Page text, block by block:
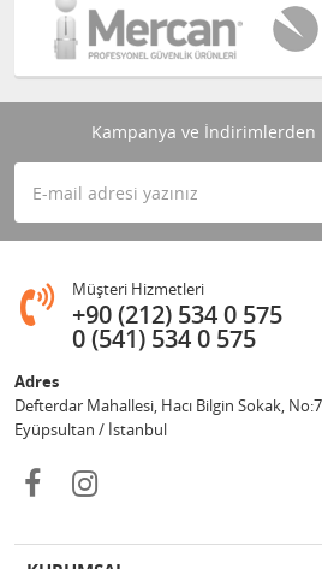
Kampanya ve
Müşteri Hizmetleri
+90 (212) 534 0 575
0 (541) 534 0 575
Adres
Defterdar Mahallesi, Hacı Bilgin Sokak,
Eyüpsultan / İstanbul